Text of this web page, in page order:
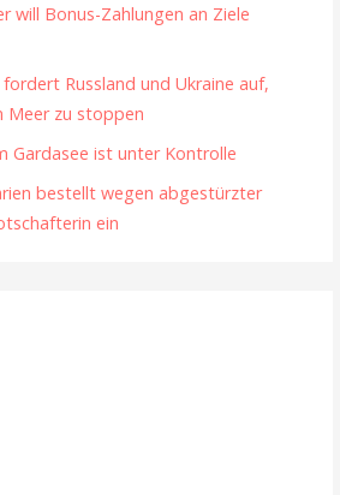
will Bonus-Zahlungen an Ziele
Russland und Ukraine auf,
Meer zu stoppen
Gardasee ist unter Kontrolle
bestellt wegen abgestürzter
ein